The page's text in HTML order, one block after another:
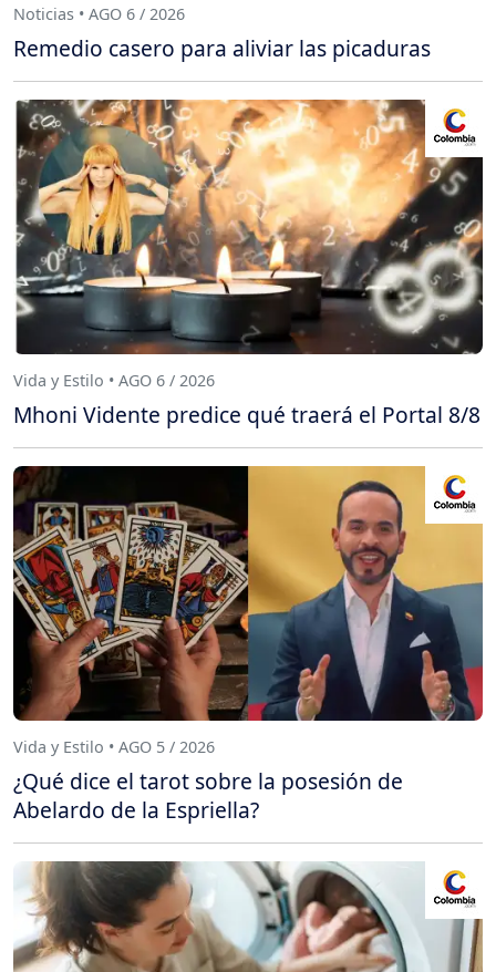
Noticias • AGO 6 / 2026
Remedio casero para aliviar las picaduras
Vida y Estilo • AGO 6 / 2026
Mhoni Vidente predice qué traerá el Portal 8/8
Vida y Estilo • AGO 5 / 2026
¿Qué dice el tarot sobre la posesión de
Abelardo de la Espriella?